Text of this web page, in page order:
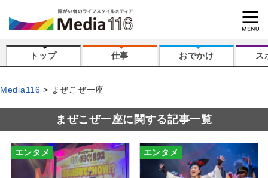
トップ 仕事 おでかけ ス
Media116 まぜこぜ一座
まぜこぜ一座に関する記事一覧
エンタメ エンタメ